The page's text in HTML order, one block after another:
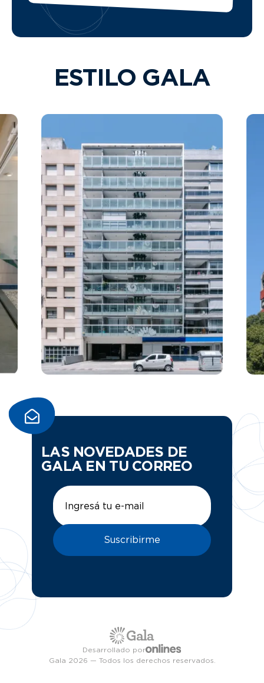
ESTILO GALA
LAS NOVEDADES DE
GALA EN TU CORREO
Suscribirme
Gala 2026 — Todos los derechos reservados.
Desarrollado por